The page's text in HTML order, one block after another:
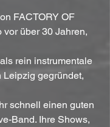
FACTORY OF
über 30 Jahren,
rein instrumentale
gegründet,
schnell einen guten
Band. Ihre Shows,